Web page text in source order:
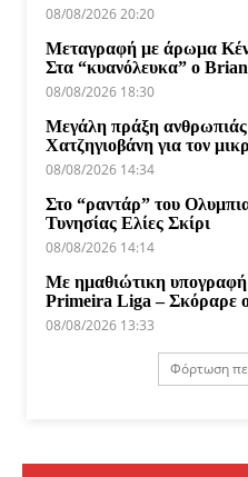
08/08/2026 20:20
Μεταγραφή με άρωμα
Στα “κυανόλευκα” ο
08/08/2026 18:30
Μεγάλη πράξη
Χατζηγιοβάνη για τον
08/08/2026 14:34
Στο “ραντάρ” του
Τυνησίας Ελίες Σκίρι
08/08/2026 14:14
Με ημαθιώτικη
Primeira Liga – Σκόραρε ο
08/08/2026 13:33
Φόρτωση